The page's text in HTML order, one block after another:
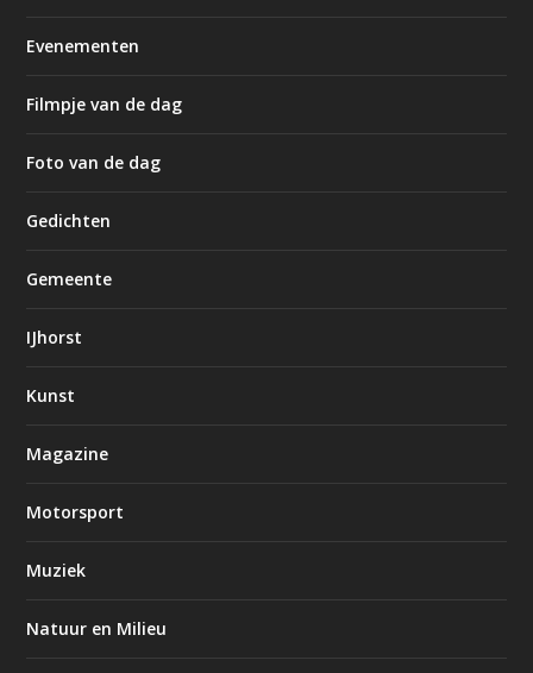
Evenementen
Filmpje van de dag
Foto van de dag
Gedichten
Gemeente
IJhorst
Kunst
Magazine
Motorsport
Muziek
Natuur en Milieu